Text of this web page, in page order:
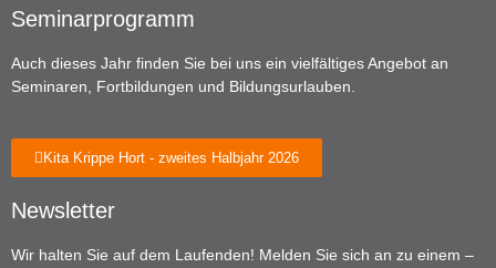
Seminarprogramm
Auch dieses Jahr finden Sie bei uns ein vielfältiges Angebot an
Seminaren, Fortbildungen und Bildungsurlauben.
Kita Krippe Hort - zweites Halbjahr 2026
Newsletter
Wir halten Sie auf dem Laufenden! Melden Sie sich an zu einem –